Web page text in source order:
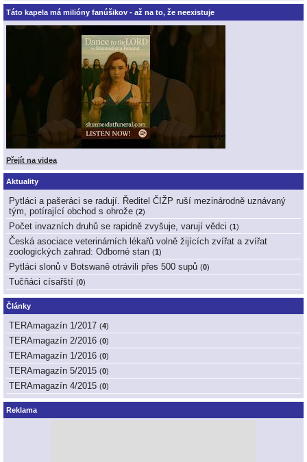
Táto kapela má milióny fanúšikov - až na to, že neexistuje
Přejít na videa
Aktuality
Pytláci a pašeráci se radují. Ředitel ČIŽP ruší mezinárodně uznávaný
tým, potírající obchod s ohrože (2)
Počet invazních druhů se rapidně zvyšuje, varují vědci (1)
Česká asociace veterinárních lékařů volně žijících zvířat a zvířat
zoologických zahrad: Odborné stan (1)
Pytláci slonů v Botswaně otrávili přes 500 supů (0)
Tučňáci císařští (0)
Články
TERAmagazín 1/2017 (4)
TERAmagazín 2/2016 (0)
TERAmagazín 1/2016 (0)
TERAmagazín 5/2015 (0)
TERAmagazín 4/2015 (0)
Reklama